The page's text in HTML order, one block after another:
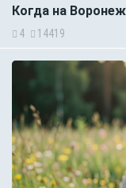
Когда на
4 14419